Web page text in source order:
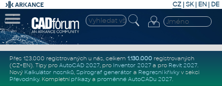
CZ | SK| EN | DE
Přes 123.000 registrovaných u nás, celkem 1.130.000registrovaných
(CZ+EN). Tipy pro AutoCAD 2027, pro Inventor 2027a pro Revit 2027.
Nový Kalkulátor nosníků, Spirograf generátor a Regresní křivkyv sekci
Převodníky. Kompletní příkazya proměnné AutoCADu 2027.